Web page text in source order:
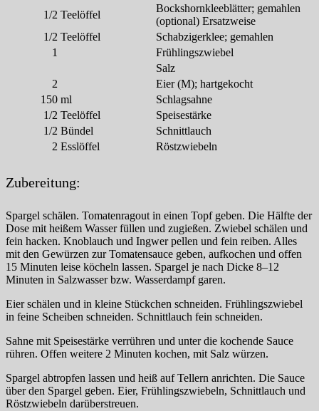
1/2 Teelöffel
Bockshornkleeblätter; gemahlen
(optional) Ersatzweise
1/2 Teelöffel
Schabzigerklee; gemahlen
1
Frühlingszwiebel
Salz
2
Eier (M); hartgekocht
150 ml
Schlagsahne
1/2 Teelöffel
Speisestärke
1/2 Bündel
Schnittlauch
2 Esslöffel Röstzwiebeln
Zubereitung:
Spargel schälen. Tomatenragout in einen Topf geben. Die Hälfte der
Dose mit heißem Wasser füllen und zugießen. Zwiebel schälen und
fein hacken. Knoblauch und Ingwer pellen und fein reiben. Alles
mit den Gewürzen zur Tomatensauce geben, aufkochen und offen
15 Minuten leise köcheln lassen. Spargel je nach Dicke 8–12
Minuten in Salzwasser bzw. Wasserdampf garen.
Eier schälen und in kleine Stückchen schneiden. Frühlingszwiebel
in feine Scheiben schneiden. Schnittlauch fein schneiden.
Sahne mit Speisestärke verrühren und unter die kochende Sauce
rühren. Offen weitere 2 Minuten kochen, mit Salz würzen.
Spargel abtropfen lassen und heiß auf Tellern anrichten. Die Sauce
über den Spargel geben. Eier, Frühlingszwiebeln, Schnittlauch und
Röstzwiebeln darüberstreuen.